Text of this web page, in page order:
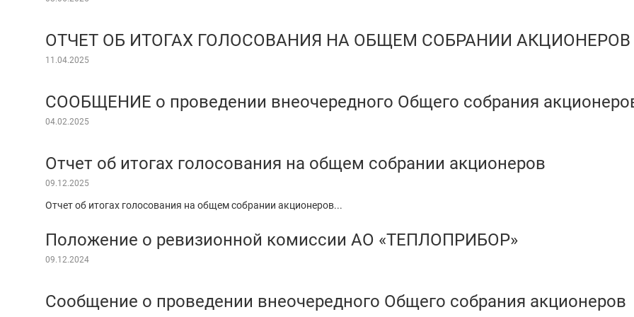
ОТЧЕТ ОБ ИТОГАХ ГОЛОСОВАНИЯ НА ОБЩЕМ СОБРАНИИ АКЦИОНЕРОВ
11.04.2025
СООБЩЕНИЕ о проведении внеочередного Общего собрания
04.02.2025
Отчет об итогах голосования на общем собрании акционеров
09.12.2025
Отчет об итогах голосования на общем собрании акционеров...
Положение о ревизионной комиссии АО «ТЕПЛОПРИБОР»
09.12.2024
Сообщение о проведении внеочередного Общего собрания акционеров